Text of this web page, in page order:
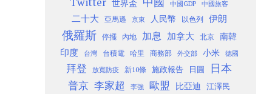
世界盃 中國GDP 中國旅客
二十大 亞馬遜 京東 人民幣 以色列 伊朗
俄羅斯 停擺 內地 加息 加拿大 北京
南韓
印度
台灣 台積電 哈里 商務部 外交部 小米 德國
拜登 放寬防疫 新10條 施政報告 日圓 日本
普京 李家超 李強 歐盟 比亞迪 江澤民